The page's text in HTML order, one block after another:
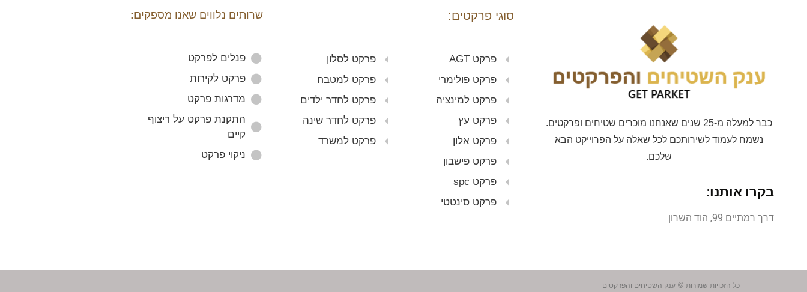
כבר למעלה מ-25 שנים שאנחנו מוכרים שטיחים ופרקטים.
נשמח לעמוד לשירותכם לכל שאלה על הפרוייקט הבא
שלכם.
בקרו אותנו:
דרך רמתיים 99, הוד השרון
סוגי פרקטים:
פרקט AGT
פרקט פולימרי
פרקט למינציה
פרקט עץ
פרקט אלון
פרקט פישבון
פרקט spc
פרקט סינטטי
פרקט לסלון
פרקט למטבח
פרקט לחדר ילדים
פרקט לחדר שינה
פרקט למשרד
שרותים נלווים שאנו מספקים:
פנלים לפרקט
פרקט לקירות
מדרגות פרקט
התקנת פרקט על ריצוף
קיים
ניקוי פרקט
כל הזכויות שמורות © ענק השטיחים והפרקטים